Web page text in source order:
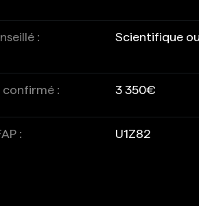
: Scientifique
confirmé : 3 350€
: U1Z82